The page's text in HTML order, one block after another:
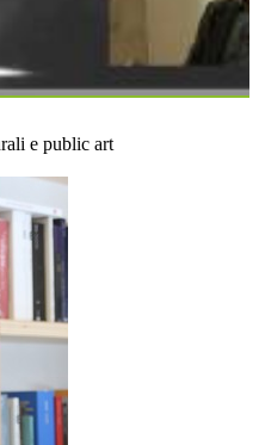
e public art